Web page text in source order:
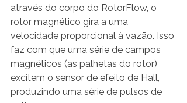
através do corpo do RotorFlow, o
rotor magnético gira a uma
velocidade proporcional à vazão. Isso
faz com que uma série de campos
magnéticos (as palhetas do rotor)
excitem o sensor de efeito de Hall,
produzindo uma série de pulsos de